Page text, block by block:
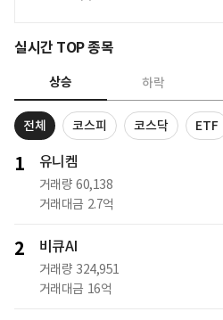
실시간 TOP 종목
상승 하락
전체 코스피 코스닥 ETF
1 유니켐
거래량 60,138
거래대금 2.7억
2 비큐AI
거래량 324,951
거래대금 16억